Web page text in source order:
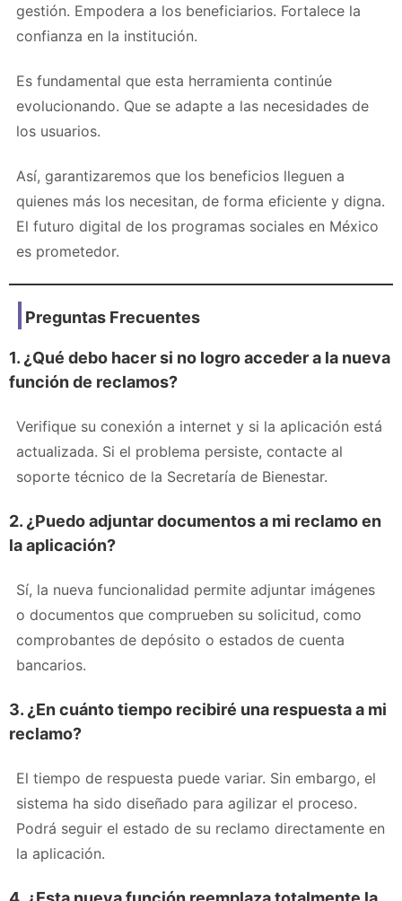
gestión. Empodera a los beneficiarios. Fortalece la
confianza en la institución.
Es fundamental que esta herramienta continúe
evolucionando. Que se adapte a las necesidades de
los usuarios.
Así, garantizaremos que los beneficios lleguen a
quienes más los necesitan, de forma eficiente y digna.
El futuro digital de los programas sociales en México
es prometedor.
Preguntas Frecuentes
1. ¿Qué debo hacer si no logro acceder a la nueva
función de reclamos?
Verifique su conexión a internet y si la aplicación está
actualizada. Si el problema persiste, contacte al
soporte técnico de la Secretaría de Bienestar.
2. ¿Puedo adjuntar documentos a mi reclamo en
la aplicación?
Sí, la nueva funcionalidad permite adjuntar imágenes
o documentos que comprueben su solicitud, como
comprobantes de depósito o estados de cuenta
bancarios.
3. ¿En cuánto tiempo recibiré una respuesta a mi
reclamo?
El tiempo de respuesta puede variar. Sin embargo, el
sistema ha sido diseñado para agilizar el proceso.
Podrá seguir el estado de su reclamo directamente en
la aplicación.